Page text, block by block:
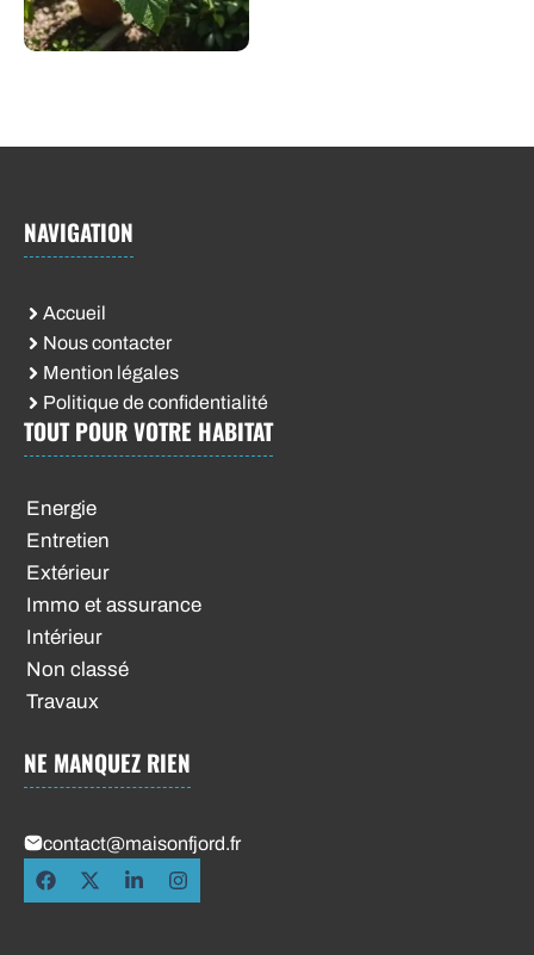
NAVIGATION
Accueil
Nous contacter
Mention légales
Politique de confidentialité
TOUT POUR VOTRE HABITAT
Energie
Entretien
Extérieur
Immo et assurance
Intérieur
Non classé
Travaux
NE MANQUEZ RIEN
contact@maisonfjord.fr